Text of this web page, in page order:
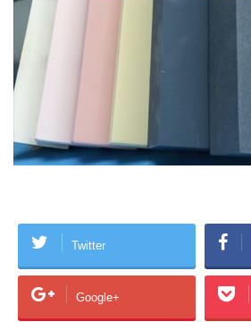
Twitter
Google+